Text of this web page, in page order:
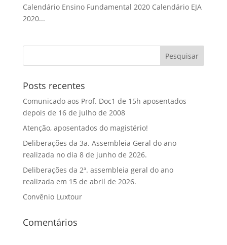
Calendário Ensino Fundamental 2020 Calendário EJA
2020...
Posts recentes
Comunicado aos Prof. Doc1 de 15h aposentados
depois de 16 de julho de 2008
Atenção, aposentados do magistério!
Deliberações da 3a. Assembleia Geral do ano
realizada no dia 8 de junho de 2026.
Deliberações da 2ª. assembleia geral do ano
realizada em 15 de abril de 2026.
Convênio Luxtour
Comentários